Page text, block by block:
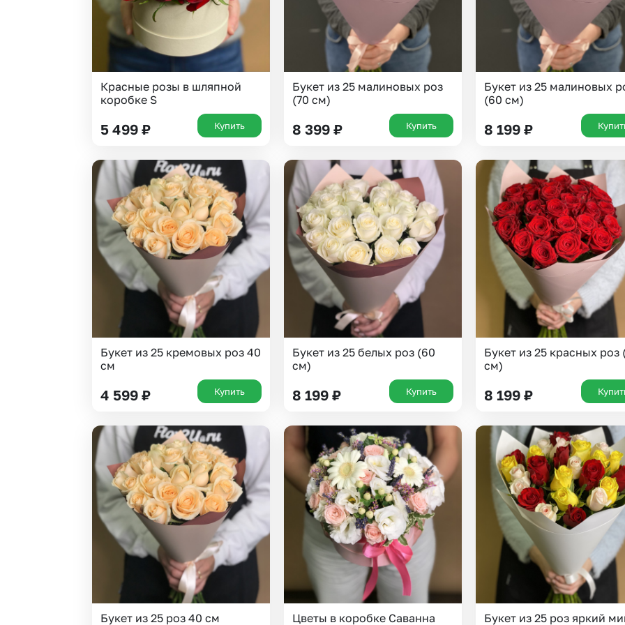
Красные розы в шляпной
коробке S
5 499 ₽ Купить
Букет из 25 малиновых роз
(70 см)
8 399 ₽ Купить
Букет из 25 малиновых
(60 см)
8 199 ₽
Букет из 25 кремовых роз 40
см
4 599 ₽ Купить
Букет из 25 белых роз (60
см)
8 199 ₽ Купить
Букет из 25 красных роз
см)
8 199 ₽
Букет из 25 роз 40 см Цветы в коробке Саванна
Букет из 25 роз яркий